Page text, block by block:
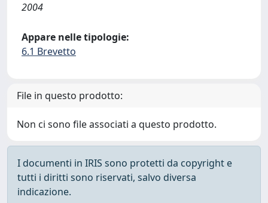
2004
Appare nelle tipologie:
6.1 Brevetto
File in questo prodotto:
Non ci sono file associati a questo prodotto.
I documenti in IRIS sono protetti da copyright e
tutti i diritti sono riservati, salvo diversa
indicazione.